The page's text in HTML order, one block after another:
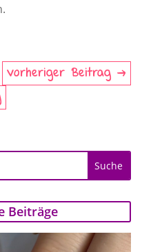
vorheriger Beitrag
Beiträge